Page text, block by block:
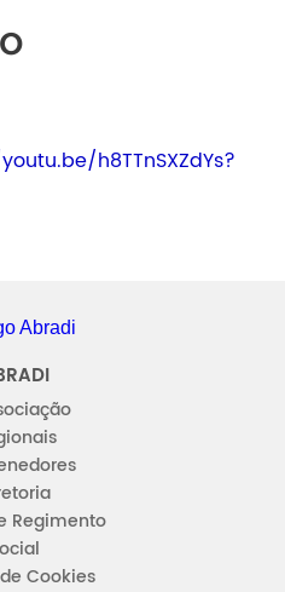
h8TTnSXZdYs?
Regimento
Cookies